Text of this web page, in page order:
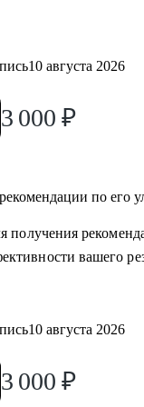
10 августа 2026
3 000 ₽
по его
получения
вашего
10 августа 2026
3 000 ₽